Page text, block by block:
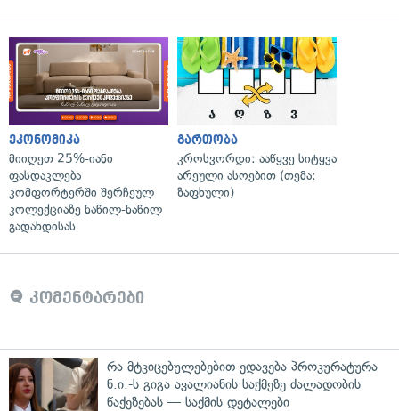
ეკონომიკა
მიიღეთ 25%-იანი
ფასდაკლება
კომფორტერში შერჩეულ
კოლექციაზე ნაწილ-ნაწილ
გადახდისას
გართობა
კროსვორდი: ააწყვე სიტყვა
არეული ასოებით (თემა:
ზაფხული)
კომენტარები
რა მტკიცებულებებით ედავება პროკურატურა
ნ.ი.-ს გიგა ავალიანის საქმეზე ძალადობის
წაქეზებას — საქმის დეტალები